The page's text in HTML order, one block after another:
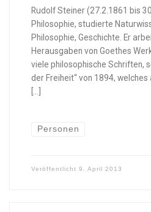
Rudolf Steiner (27.2.1861 bis
Philosophie, studierte
Philosophie, Geschichte. Er
Herausgaben von Goethes
viele philosophische Schriften,
der Freiheit“ von 1894,
[…]
Personen
Veröffentlicht 9. April 2013